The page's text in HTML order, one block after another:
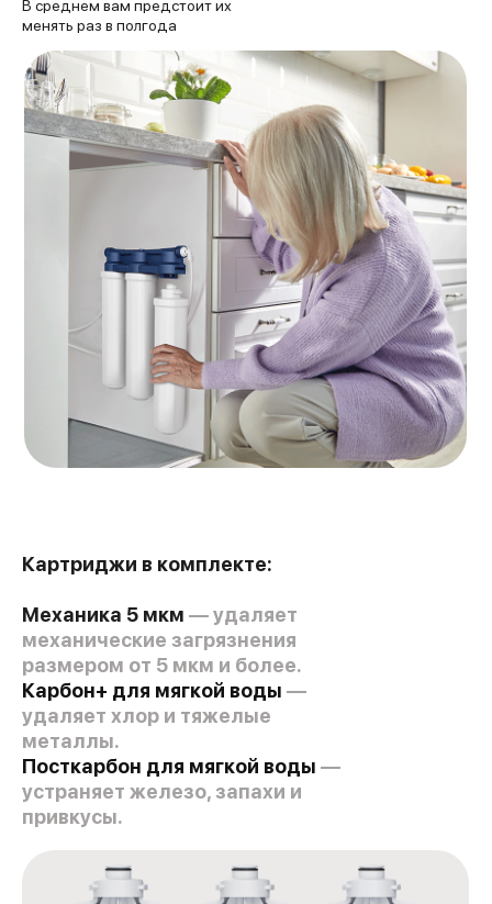
В среднем вам предстоит их
менять раз в полгода
Картриджи в комплекте:
Механика 5 мкм — удаляет
механические загрязнения
размером от 5 мкм и более.
Карбон+ для мягкой воды —
удаляет хлор и тяжелые
металлы.
Посткарбон для мягкой воды —
устраняет железо, запахи и
привкусы.